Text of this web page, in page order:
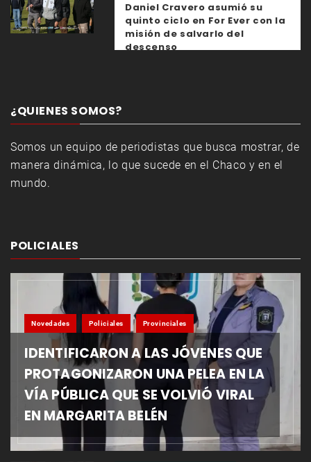
Daniel Cravero asumió su
quinto ciclo en For Ever con la
misión de salvarlo del
descenso
¿QUIENES SOMOS?
Somos un equipo de periodistas que busca mostrar, de
manera dinámica, lo que sucede en el Chaco y en el
mundo.
POLICIALES
Novedades Policiales Provinciales
IDENTIFICARON A LAS JÓVENES QUE
PROTAGONIZARON UNA PELEA EN LA
VÍA PÚBLICA QUE SE VOLVIÓ VIRAL
EN MARGARITA BELÉN